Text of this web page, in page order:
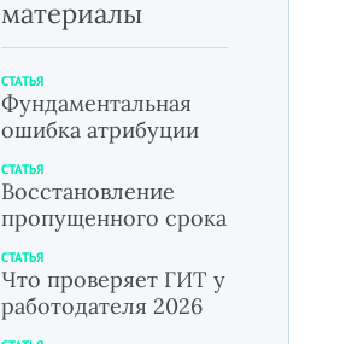
материалы
СТАТЬЯ
Фундаментальная
ошибка атрибуции
СТАТЬЯ
Восстановление
пропущенного срока
СТАТЬЯ
Что проверяет ГИТ у
работодателя 2026